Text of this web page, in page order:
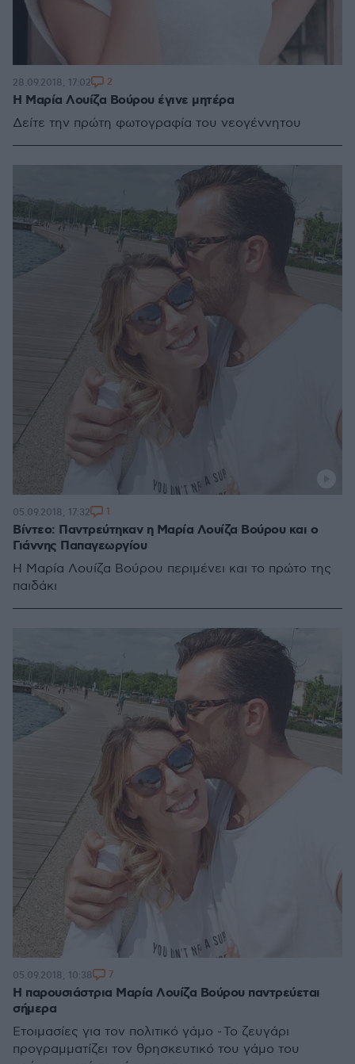
Η Μαρία Λουίζα Βούρου έγινε μητέρα
Δείτε την πρώτη φωτογραφία του νεογέννητου
28.09.2018, 17:02 2
Βίντεο: Παντρεύτηκαν η Μαρία Λουίζα Βούρου και ο
Γιάννης Παπαγεωργίου
Η Μαρία Λουίζα Βούρου περιμένει και το πρώτο της
παιδάκι
05.09.2018, 17:32 1
Η παρουσιάστρια Μαρία Λουίζα Βούρου παντρεύεται
σήμερα
Ετοιμασίες για τον πολιτικό γάμο - Το ζευγάρι
προγραμματίζει τον θρησκευτικό του γάμο του
05.09.2018, 10:38 7